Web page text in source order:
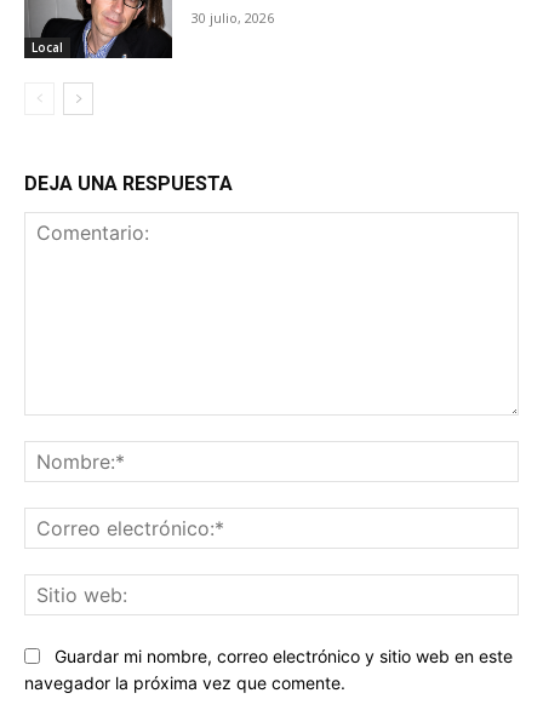
Local
30 julio, 2026
DEJA UNA RESPUESTA
Guardar mi nombre, correo electrónico y sitio web en este
navegador la próxima vez que comente.